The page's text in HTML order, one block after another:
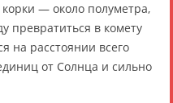
— около полуметра,
превратиться в комету
на расстоянии всего
от Солнца и сильно